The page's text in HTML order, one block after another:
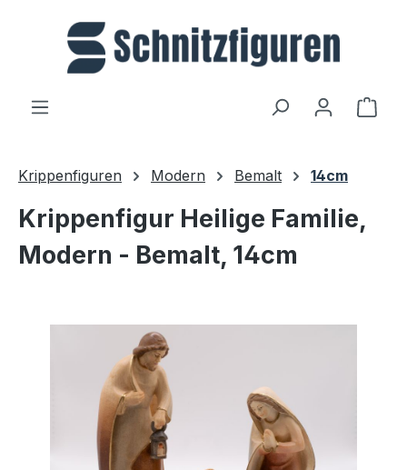
Zum Hauptinhalt springen
Krippenfiguren Modern Bemalt 14cm
Krippenfigur Heilige Familie,
Modern - Bemalt, 14cm
Bildergalerie überspringen